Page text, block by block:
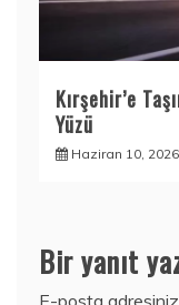
Kırşehir’e
Yüzü
Haziran 10, 2026
Bir yanıt
E-posta